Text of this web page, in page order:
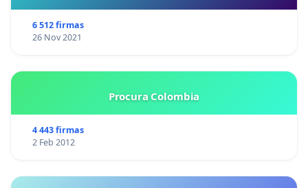
6 512 firmas
26 Nov 2021
Procura Colombia
4 443 firmas
2 Feb 2012